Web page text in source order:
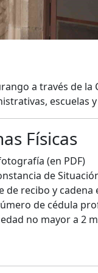
a través de
escuelas y
Físicas
(en PDF)
de
de recibo y
de cédula
no mayor a 2